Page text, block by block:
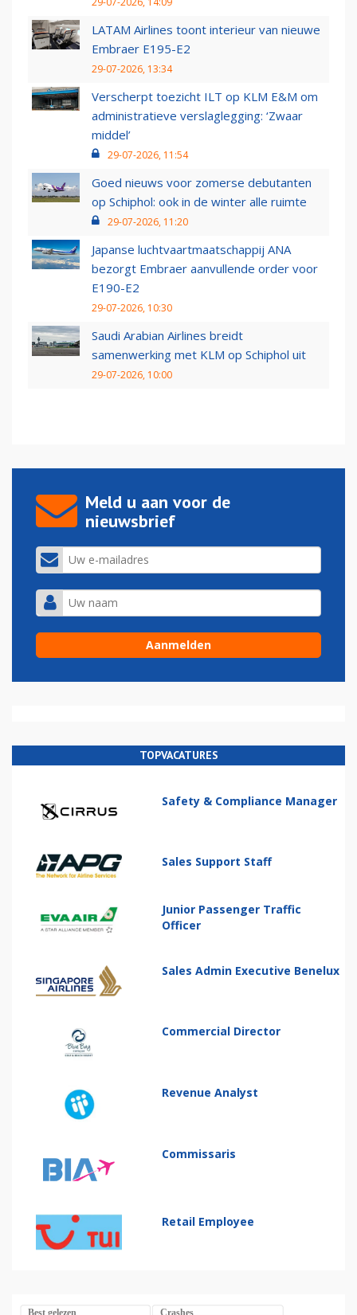
LATAM Airlines toont interieur van nieuwe
Embraer E195-E2
29-07-2026, 13:34
Verscherpt toezicht ILT op KLM E&M om
administratieve verslaglegging: ‘Zwaar
middel’
29-07-2026, 11:54
Goed nieuws voor zomerse debutanten
op Schiphol: ook in de winter alle ruimte
29-07-2026, 11:20
Japanse luchtvaartmaatschappij ANA
bezorgt Embraer aanvullende order voor
E190-E2
29-07-2026, 10:30
Saudi Arabian Airlines breidt
samenwerking met KLM op Schiphol uit
29-07-2026, 10:00
Meld u aan voor de
nieuwsbrief
TOPVACATURES
Safety & Compliance Manager
Sales Support Staff
Junior Passenger Traffic
Officer
Sales Admin Executive Benelux
Commercial Director
Revenue Analyst
Commissaris
Retail Employee